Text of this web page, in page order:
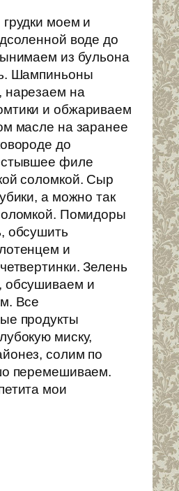
моем и
воде до
из бульона
Шампиньоны
на
и обжариваем
масле на заранее
до
филе
соломкой. Сыр
а можно так
Помидоры
обсушить
и
Зелень
и
Все
продукты
миску,
солим по
перемешиваем.
мои